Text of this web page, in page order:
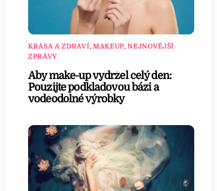
KRÁSA A ZDRAVÍ, MAKEUP,NEJNOVĚJŠÍ
ZPRÁVY
Aby make-up vydržel celý den:
Použijte podkladovou bázi a
voděodolné výrobky